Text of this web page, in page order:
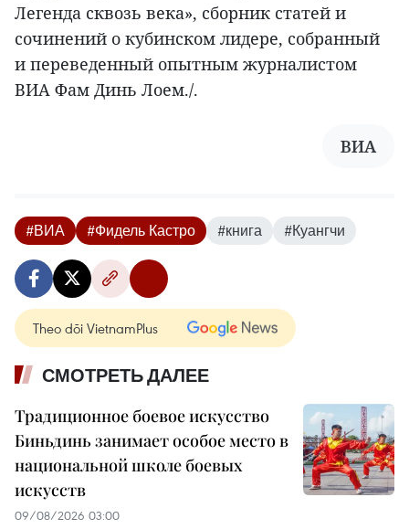
Легенда сквозь века», сборник статей и
сочинений о кубинском лидере, собранный
и переведенный опытным журналистом
ВИА Фам Динь Лоем./.
ВИА
#ВИА #Фидель Кастро #книга #Куангчи
Theo dõi VietnamPlus
СМОТРЕТЬ ДАЛЕЕ
Традиционное боевое искусство
Биньдинь занимает особое место в
национальной школе боевых
искусств
09/08/2026 03:00